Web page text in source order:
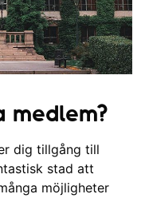
medlem?
dig tillgång till
stad att
möjligheter